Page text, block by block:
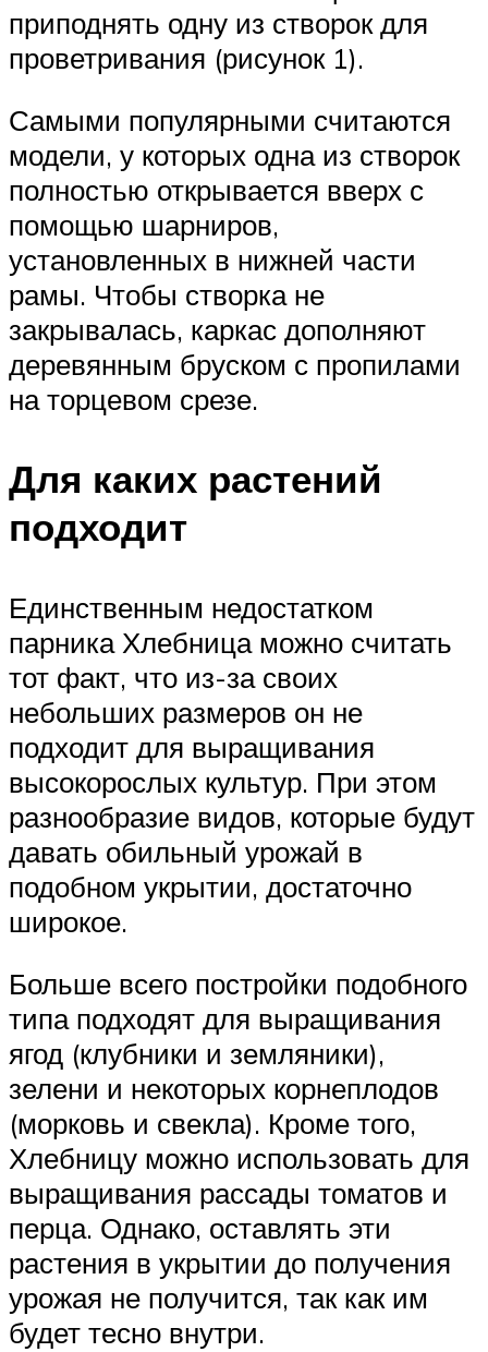
приподнять одну из створок для
проветривания (рисунок 1).
Самыми популярными считаются
модели, у которых одна из створок
полностью открывается вверх с
помощью шарниров,
установленных в нижней части
рамы. Чтобы створка не
закрывалась, каркас дополняют
деревянным бруском с пропилами
на торцевом срезе.
Для каких растений
подходит
Единственным недостатком
парника Хлебница можно считать
тот факт, что из-за своих
небольших размеров он не
подходит для выращивания
высокорослых культур. При этом
разнообразие видов, которые будут
давать обильный урожай в
подобном укрытии, достаточно
широкое.
Больше всего постройки подобного
типа подходят для выращивания
ягод (клубники и земляники),
зелени и некоторых корнеплодов
(морковь и свекла). Кроме того,
Хлебницу можно использовать для
выращивания рассады томатов и
перца. Однако, оставлять эти
растения в укрытии до получения
урожая не получится, так как им
будет тесно внутри.